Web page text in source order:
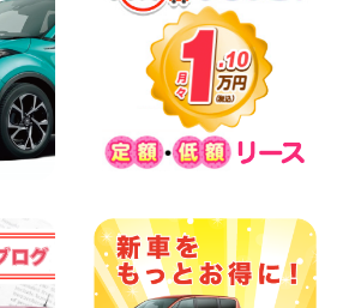
ください 新潟県 佐渡空港店
100円レンタカー 佐渡空港
2026年08月07日
佐渡旅行を守るために!安全運転の
新潟県 両津店
100円レンタカー 両津
2026年08月07日
100円レンタカー 中川かの里
2026年08月07日
みクーポン登場!最大9,500円おト
取県 鳥取青谷店